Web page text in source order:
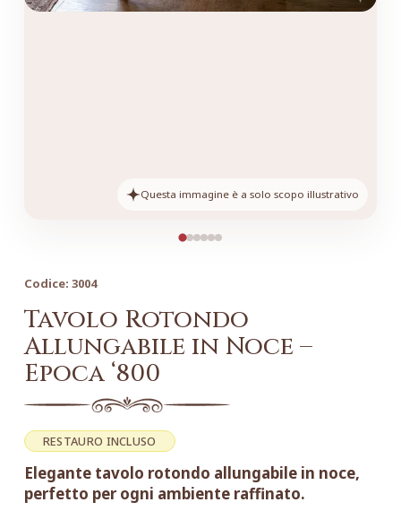
Questa immagine è a solo scopo illustrativo
Codice: 3004
Tavolo Rotondo
Allungabile in Noce –
Epoca ‘800
RESTAURO INCLUSO
Elegante tavolo rotondo allungabile in noce,
perfetto per ogni ambiente raffinato.